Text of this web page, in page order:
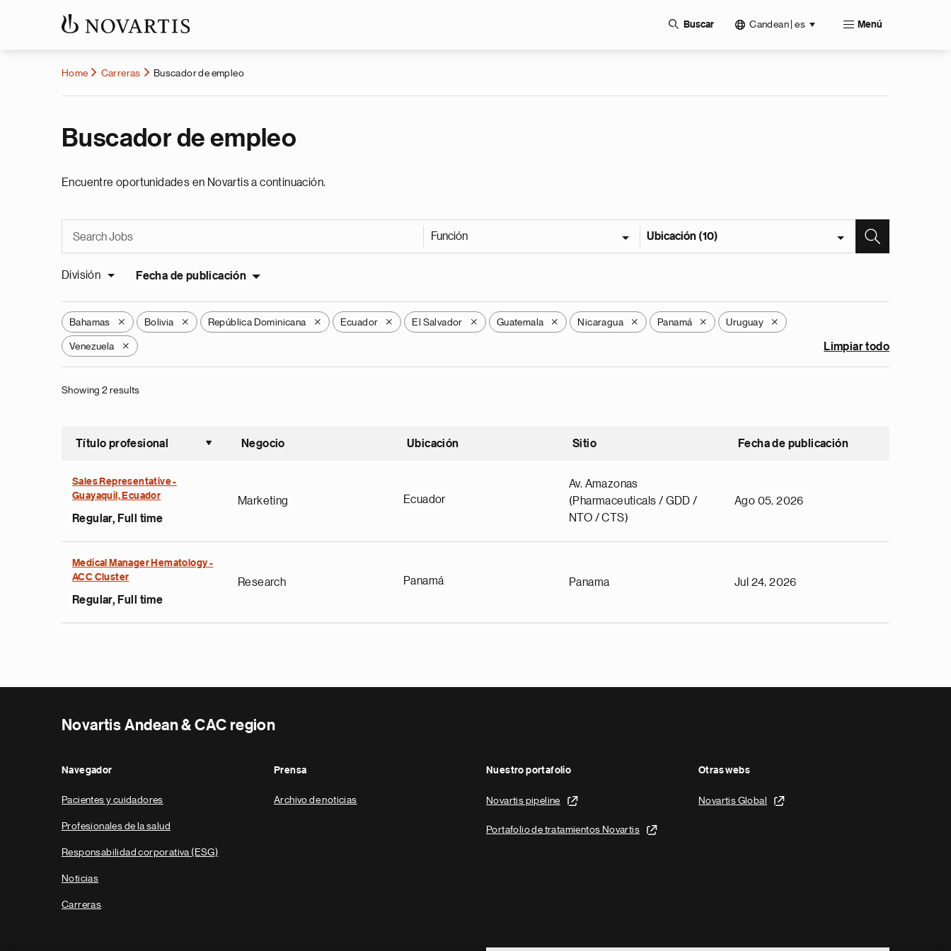
Buscar Candean | es Menú
Home Carreras Buscador de empleo
Buscador de empleo
Encuentre oportunidades en Novartis a continuación.
Función Ubicación (10)
División Fecha de publicación
Bahamas X Bolivia X República Dominicana X Ecuador X El Salvador X Guatemala X Nicaragua X Panamá X Uruguay X
Venezuela X Limpiar todo
Showing 2 results
Título profesional
Ordenar ascendente
Negocio Ubicación Sitio Fecha de publicación
Sales Representative -
Guayaquil, Ecuador
Regular, Full time
Marketing Ecuador
Av. Amazonas
(Pharmaceuticals / GDD /
NTO / CTS)
Ago 05, 2026
Medical Manager Hematology -
ACC Cluster
Regular, Full time
Research Panamá Panama Jul 24, 2026
Novartis Andean & CAC region
Navegador
Pacientes y cuidadores
Profesionales de la salud
Responsabilidad corporativa (ESG)
Noticias
Carreras
Prensa
Archivo de noticias
Nuestro portafolio
Novartis pipeline
Portafolio de tratamientos Novartis
Otras webs
Novartis Global